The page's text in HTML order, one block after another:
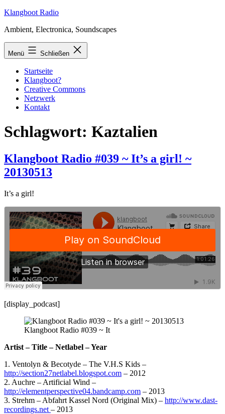
Zum
springen
Klangboot Radio
Ambient, Electronica, Soundscapes
Menü Schließen
Startseite
Klangboot?
Creative Commons
Netzwerk
Kontakt
Schlagwort: Kaztalien
Klangboot Radio #039 ~ It’s a girl! ~
20130513
It’s a girl!
[display_podcast]
Klangboot Radio #039 ~ It
Artist – Title – Netlabel – Year
1. Ventolyn & Becotyde – The V.H.S Kids –
http://section27netlabel.blogspot.com – 2012
2. Auchre – Artificial Wind –
http://elementperspective04.bandcamp.com – 2013
3. Strehm – Abfahrt Kassel Nord (Original Mix) – http://www.dast-
recordings.net – 2013